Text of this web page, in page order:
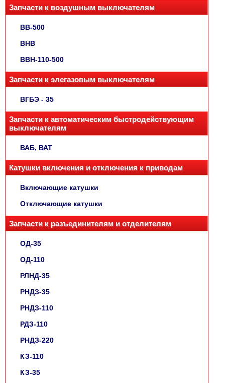
Запчасти к воздушным выключателям
ВВ-500
ВНВ
ВВН-110-500
Запчасти к элегазовым выключателям
ВГБЭ - 35
Запчасти к автоматическим быстродействующим
выключателям
ВАБ, ВАТ
Катушки включения и отключения к приводам
Включающие катушки
Отключающие катушки
Запчасти к разъединителям и отделителям
ОД-35
ОД-110
РЛНД-35
РНДЗ-35
РНДЗ-110
РДЗ-110
РНДЗ-220
КЗ-110
КЗ-35